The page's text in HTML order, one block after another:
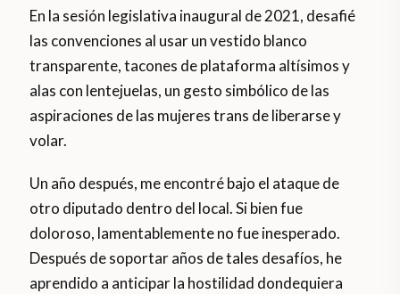
En la sesión legislativa inaugural de 2021, desafié
las convenciones al usar un vestido blanco
transparente, tacones de plataforma altísimos y
alas con lentejuelas, un gesto simbólico de las
aspiraciones de las mujeres trans de liberarse y
volar.
Un año después, me encontré bajo el ataque de
otro diputado dentro del local. Si bien fue
doloroso, lamentablemente no fue inesperado.
Después de soportar años de tales desafíos, he
aprendido a anticipar la hostilidad dondequiera